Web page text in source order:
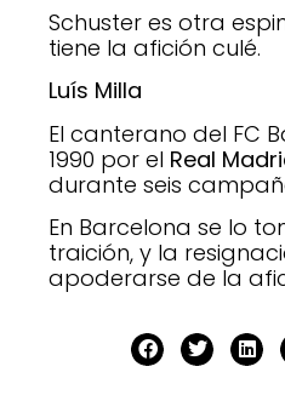
Schuster es otra
tiene la afición culé.
Luís Milla
El canterano del FC
1990 por el Real
durante seis
En Barcelona se lo
traición, y la
apoderarse de la